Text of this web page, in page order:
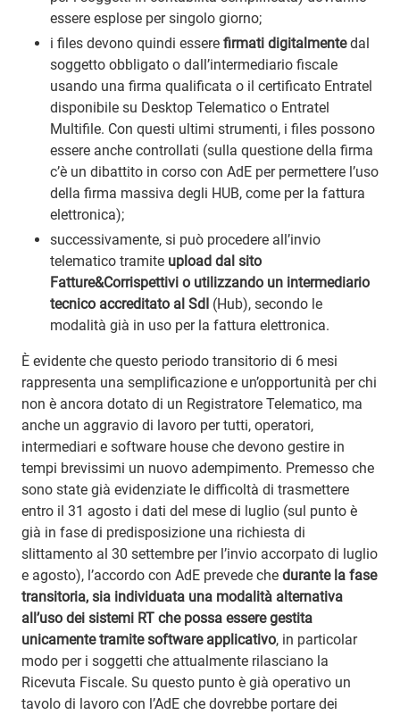
essere esplose per singolo giorno;
i files devono quindi essere firmati digitalmentedal
soggetto obbligato o dall’intermediario fiscale
usando una firma qualificata o il certificato Entratel
disponibile su Desktop Telematico o Entratel
Multifile. Con questi ultimi strumenti, i files possono
essere anche controllati (sulla questione della firma
c’è un dibattito in corso con AdE per permettere l’uso
della firma massiva degli HUB, come per la fattura
elettronica);
successivamente, si può procedere all’invio
telematico tramite upload dal sito
Fatture&Corrispettivi o utilizzando un intermediario
tecnico accreditato al SdI (Hub), secondo le
modalità già in uso per la fattura elettronica.
È evidente che questo periodo transitorio di 6 mesi
rappresenta una semplificazione e un’opportunità per chi
non è ancora dotato di un Registratore Telematico, ma
anche un aggravio di lavoro per tutti, operatori,
intermediari e software house che devono gestire in
tempi brevissimi un nuovo adempimento. Premesso che
sono state già evidenziate le difficoltà di trasmettere
entro il 31 agosto i dati del mese di luglio (sul punto è
già in fase di predisposizione una richiesta di
slittamento al 30 settembre per l’invio accorpato di luglio
e agosto), l’accordo con AdE prevede che durante la fase
transitoria, sia individuata una modalità alternativa
all’uso dei sistemi RT che possa essere gestita
unicamente tramite software applicativo, in particolar
modo per i soggetti che attualmente rilasciano la
Ricevuta Fiscale. Su questo punto è già operativo un
tavolo di lavoro con l’AdE che dovrebbe portare dei